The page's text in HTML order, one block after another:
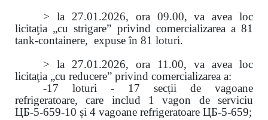
> la 27.01.2026, ora 09.00, va avea loc
licitaţia „cu strigare” privind comercializarea a81
tank-containere, expuse în 81 loturi.
> la 27.01.2026, ora 11.00, va avea loc
licitaţia „cu reducere” privind comercializarea a:
-17 loturi - 17 secții de vagoane
refrigeratoare, care includ 1 vagon de serviciu
ЦБ-5-659-10 și 4 vagoane refrigeratoare ЦБ-5-659;